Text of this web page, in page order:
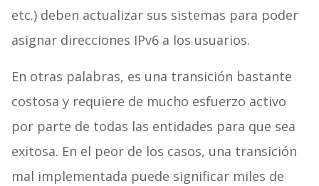
etc.) deben actualizar sus sistemas para poder
asignar direcciones IPv6 a los usuarios.
En otras palabras, es una transición bastante
costosa y requiere de mucho esfuerzo activo
por parte de todas las entidades para que sea
exitosa. En el peor de los casos, una transición
mal implementada puede significar miles de